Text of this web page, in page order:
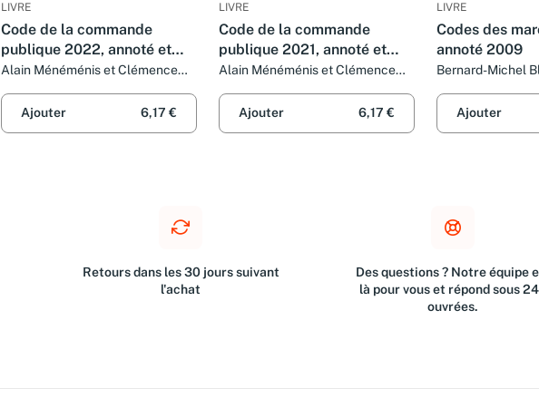
LIVRE
Code de la commande
publique 2022, annoté et
commenté. 4e éd.
Alain Ménéménis et Clémence
Ajouter
6,17 €
LIVRE
Code de la commande
publique 2021, annoté et
commenté - 3e ed.
Alain Ménéménis et Clémence
Ajouter
6,17 €
LIVRE
Codes des
annoté 2009
Bernard-Michel
Ajouter
Retours dans les 30 jours suivant
l'achat
Des questions ? Notre équipe
là pour vous et répond sous
ouvrées.